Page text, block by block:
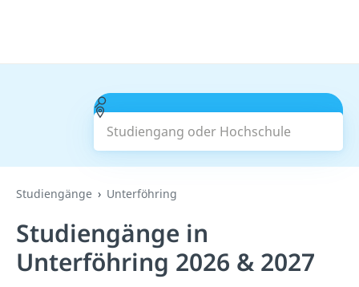
Studiengang oder Hochschule
Suchen
Studiengänge Unterföhring
Studiengänge in
Unterföhring 2026 & 2027